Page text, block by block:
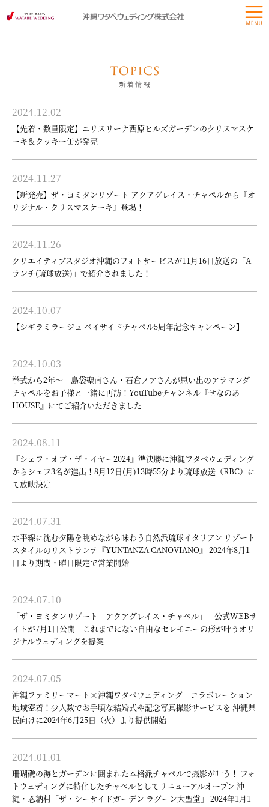
2024.12.02
【先着・数量限定】エリスリーナ西原ヒルズガーデンのクリスマスケ
ーキ＆クッキー缶が発売
2024.11.27
【新発売】ザ・ヨミタンリゾート アクアグレイス・チャペルから『オ
リジナル・クリスマスケーキ』登場！
2024.11.26
クリエイティブスタジオ沖縄のフォトサービスが11月16日放送の「A
ランチ(琉球放送)」で紹介されました！
2024.10.07
【シギラミラージュ ベイサイドチャペル5周年記念キャンペーン】
2024.10.03
挙式から2年～ 島袋聖南さん・石倉ノアさんが思い出のアラマンダ
チャペルをお子様と一緒に再訪！YouTubeチャンネル『せなのあ
HOUSE』にてご紹介いただきました
2024.08.11
『シェフ・オブ・ザ・イヤー2024』準決勝に沖縄ワタベウェディング
からシェフ3名が進出！8月12日(月)13時55分より琉球放送（RBC）に
て放映決定
2024.07.31
水平線に沈む夕陽を眺めながら味わう自然派琉球イタリアン リゾート
スタイルのリストランテ『YUNTANZA CANOVIANO』 2024年8月1
日より期間・曜日限定で営業開始
2024.07.10
「ザ・ヨミタンリゾート アクアグレイス・チャペル」 公式WEBサ
イトが7月1日公開 これまでにない自由なセレモニーの形が叶うオリ
ジナルウェディングを提案
2024.07.05
沖縄ファミリーマート×沖縄ワタベウェディング コラボレーション
地域密着！少人数でお手頃な結婚式や記念写真撮影サービスを 沖縄県
民向けに2024年6月25日（火）より提供開始
2024.01.01
珊瑚礁の海とガーデンに囲まれた本格派チャペルで撮影が叶う！ フォ
トウェディングに特化したチャペルとしてリニューアルオープン 沖
縄・恩納村「ザ・シーサイドガーデン ラグーン大聖堂」 2024年1月1